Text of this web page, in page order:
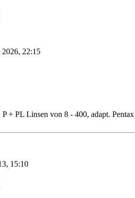
22:15
+ PL Linsen von 8 - 400, adapt.
15:10